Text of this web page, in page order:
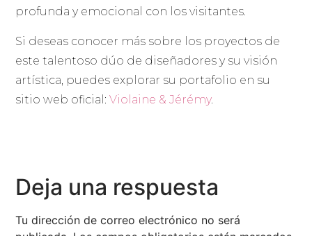
profunda y emocional con los visitantes.
Si deseas conocer más sobre los proyectos de
este talentoso dúo de diseñadores y su visión
artística, puedes explorar su portafolio en su
sitio web oficial:Violaine & Jérémy.
Deja una respuesta
Tu dirección de correo electrónico no será